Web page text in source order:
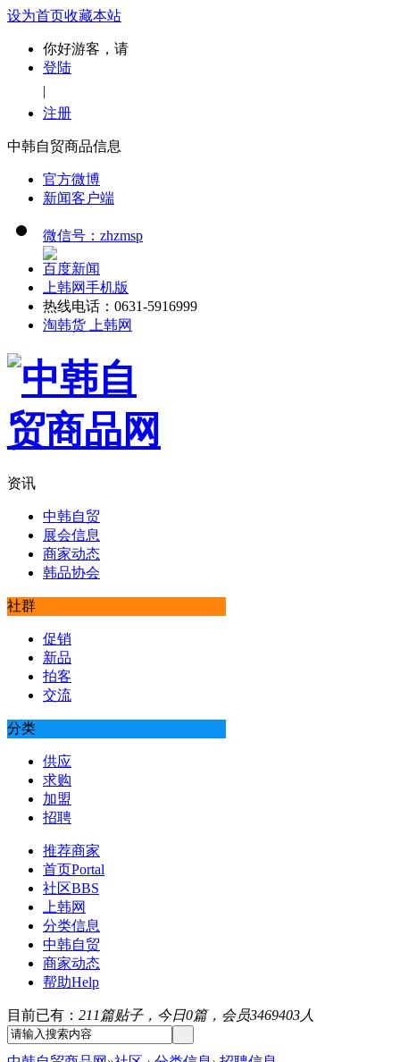
设为首页收藏本站
你好游客，请
登陆
|
注册
中韩自贸商品信息
官方微博
新闻客户端
微信号：zhzmsp
百度新闻
上韩网手机版
热线电话：0631-5916999
淘韩货 上韩网
资讯
中韩自贸
展会信息
商家动态
韩品协会
社群
促销
新品
拍客
交流
分类
供应
求购
加盟
招聘
推荐商家
首页Portal
社区BBS
上韩网
分类信息
中韩自贸
商家动态
帮助Help
目前已有： 211篇贴子，今日0篇，会员3469403人